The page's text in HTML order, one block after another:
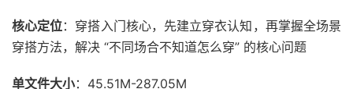
核心定位：穿搭入门核心，先建立穿衣认知，再掌握全场景
穿搭方法，解决 “不同场合不知道怎么穿” 的核心问题
单文件大小：45.51M-287.05M